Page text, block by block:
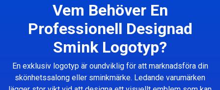
Vem Behöver En
Professionell Designad
Smink Logotyp?
En exklusiv logotyp är oundviklig för att marknadsföra din
skönhetssalong eller sminkmärke. Ledande varumärken